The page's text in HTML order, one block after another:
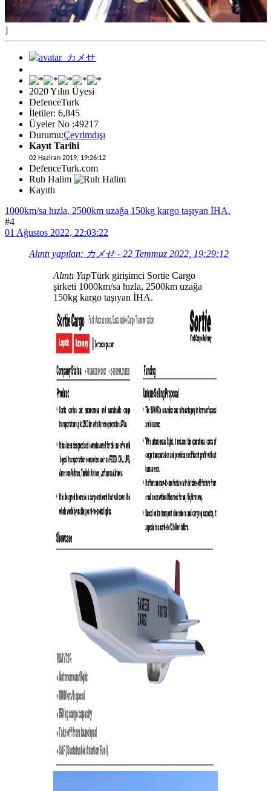
]
2020 Yılın Üyesi
DefenceTurk
İletiler: 6,845
Üyeler No :49217
Durumu:Çevrimdışı
Kayıt Tarihi
02 Haziran 2019, 19:26:12
DefenceTurk.com
Ruh Halim
Kayıtlı
1000km/sa hızla, 2500km uzağa 150kg kargo taşıyan İHA.
#4
01 Ağustos 2022, 22:03:22
Alıntı yapılan: カメせ - 22 Temmuz 2022, 19:29:12
Alıntı YapTürk girişimci Sortie Cargo
şirketi 1000km/sa hızla, 2500km uzağa
150kg kargo taşıyan İHA.